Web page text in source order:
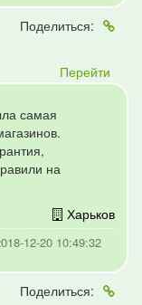
Поделиться:
Перейти
самая
на
Харьков
12-20 10:49:32
Поделиться: